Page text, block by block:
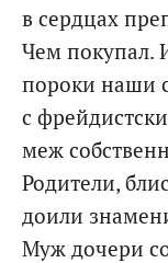
в сердцах
Чем покупал.
пороки наши
с
меж
Родители,
доили
Муж дочери